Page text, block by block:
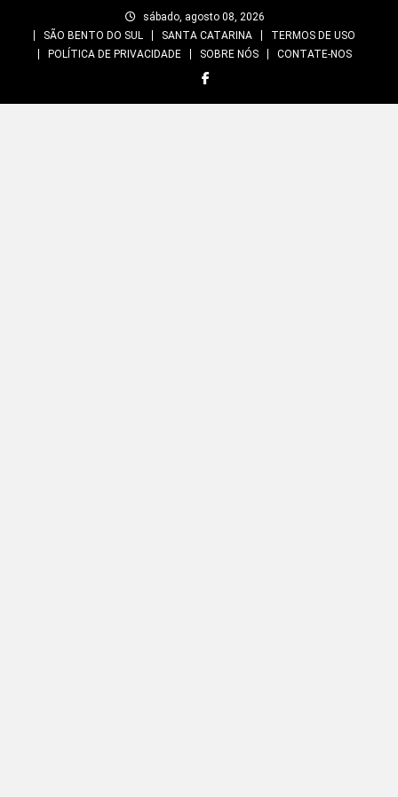
sábado, agosto 08, 2026
SÃO BENTO DO SUL
SANTA CATARINA
TERMOS DE USO
POLÍTICA DE PRIVACIDADE
SOBRE NÓS CONTATE-NOS